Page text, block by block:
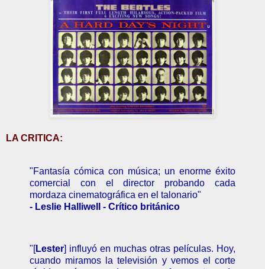
LA CRITICA:
"Fantasía cómica con música; un enorme éxito
comercial con el director probando cada
mordaza cinematográfica en el talonario"
- Leslie Halliwell - Crítico británico
"[Lester] influyó en muchas otras películas. Hoy,
cuando miramos la televisión y vemos el corte